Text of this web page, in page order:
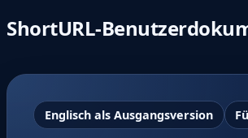
ShortURL-
Englisch als Ausgangsversion